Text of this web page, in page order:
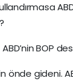
BOP
önde gideni.